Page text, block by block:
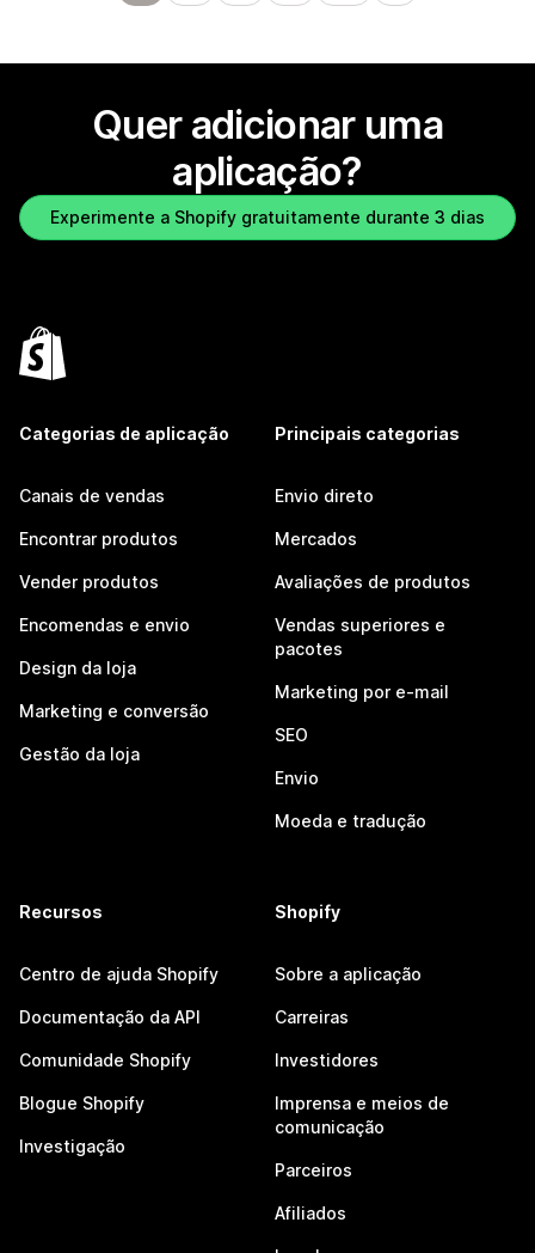
Quer adicionar uma
aplicação?
Experimente a Shopify gratuitamente durante 3 dias
Categorias de aplicação
Canais de vendas
Encontrar produtos
Vender produtos
Encomendas e envio
Design da loja
Marketing e conversão
Gestão da loja
Principais categorias
Envio direto
Mercados
Avaliações de produtos
Vendas superiores e
pacotes
Marketing por e-mail
SEO
Envio
Moeda e tradução
Recursos
Centro de ajuda Shopify
Documentação da API
Comunidade Shopify
Blogue Shopify
Investigação
Shopify
Sobre a aplicação
Carreiras
Investidores
Imprensa e meios de
comunicação
Parceiros
Afiliados